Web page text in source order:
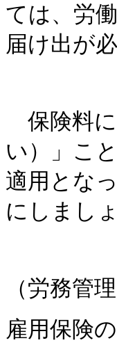
ては、労
届け出が
保険料に
い）」こ
適用とな
にしましょ
（労務管
雇用保険